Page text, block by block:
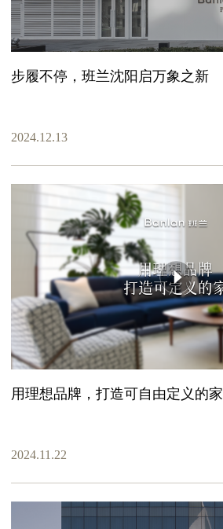
步履不停，班兰沈阳启万象之新
2024.12.13
用理想品牌，打造可自由定义的家
2024.11.22